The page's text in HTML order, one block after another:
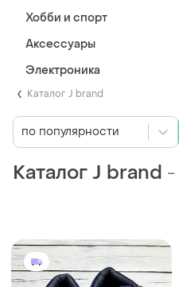
Каталог J brand
Каталог J brand -
по популярности
Хобби и спорт
Аксессуары
Электроника